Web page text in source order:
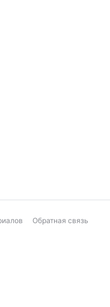
Обратная связь